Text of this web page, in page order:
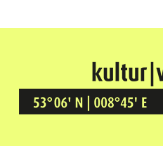
Kultur Vor Ort
BREMEN GRÖPELINGEN